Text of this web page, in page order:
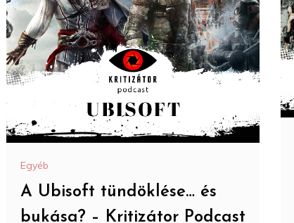
Egyéb
A Ubisoft tündöklése… és
bukása? – Kritizátor Podcast